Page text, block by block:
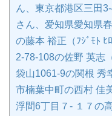
ん、東京都港区三田
さん、爱知県愛知県
の藤本 裕正（ﾌｼﾞﾓﾄ
2-78-108の佐野 英志
袋山1061-9の関根 秀
市楠葉中町の西村 佳
浮間6丁目７- １７の